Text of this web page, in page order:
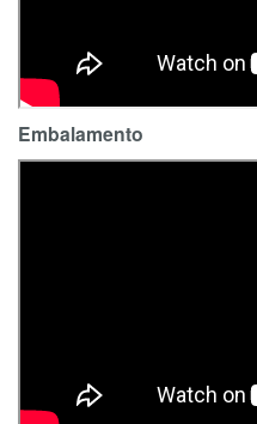
Embalamento